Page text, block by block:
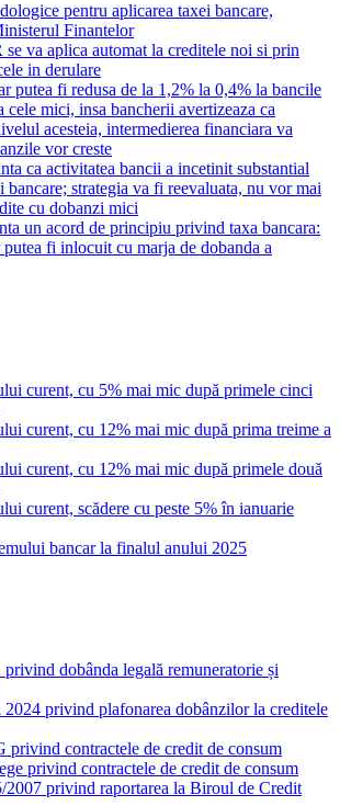
pentru aplicarea taxei bancare,
Finantelor
va aplica automat la creditele noi si prin
in derulare
putea fi redusa de la 1,2% la 0,4% la bancile
cele mici, insa bancherii avertizeaza ca
acesteia, intermedierea financiara va
vor creste
ca activitatea bancii a incetinit substantial
bancare; strategia va fi reevaluata, nu vor mai
cu dobanzi mici
un acord de principiu privind taxa bancara:
fi inlocuit cu marja de dobanda a
curent, cu 5% mai mic după primele cinci
curent, cu 12% mai mic după prima treime a
curent, cu 12% mai mic după primele două
curent, scădere cu peste 5% în ianuarie
bancar la finalul anului 2025
dobânda legală remuneratorie și
2024 privind plafonarea dobânzilor la creditele
privind contractele de credit de consum
privind contractele de credit de consum
2007 privind raportarea la Biroul de Credit